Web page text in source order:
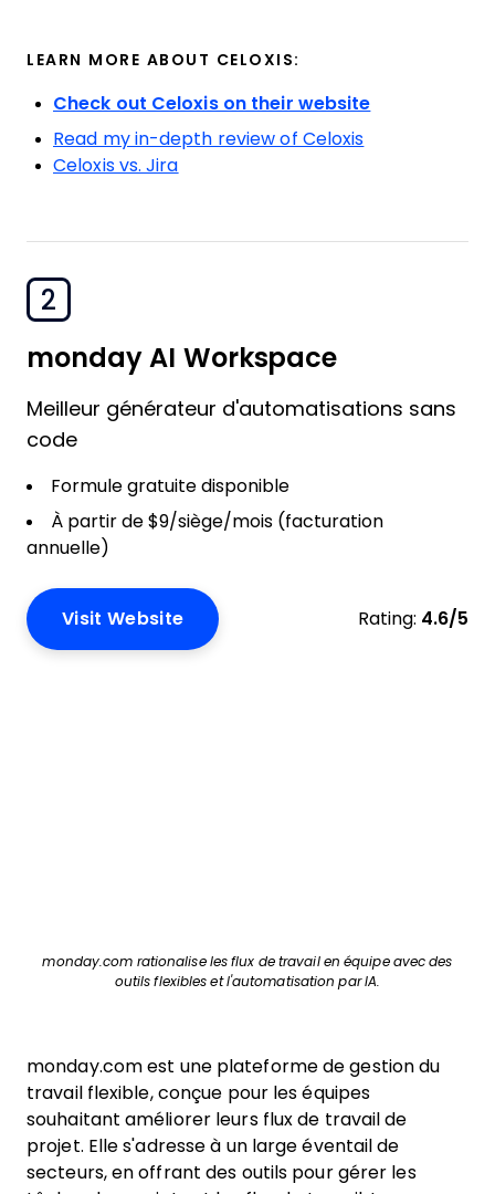
LEARN MORE ABOUT CELOXIS:
Check out Celoxis on their website
Read my in-depth review of Celoxis
Celoxis vs. Jira
2
monday AI Workspace
Meilleur générateur d'automatisations sans
code
Formule gratuite disponible
À partir de $9/siège/mois (facturation
annuelle)
Visit Website Rating: 4.6/5
monday.com rationalise les flux de travail en équipe avec des
outils flexibles et l'automatisation par IA.
monday.com est une plateforme de gestion du
travail flexible, conçue pour les équipes
souhaitant améliorer leurs flux de travail de
projet. Elle s'adresse à un large éventail de
secteurs, en offrant des outils pour gérer les